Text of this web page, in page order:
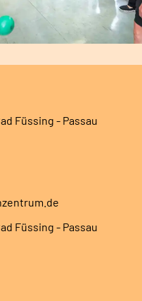
Füssing - Passau
Füssing - Passau